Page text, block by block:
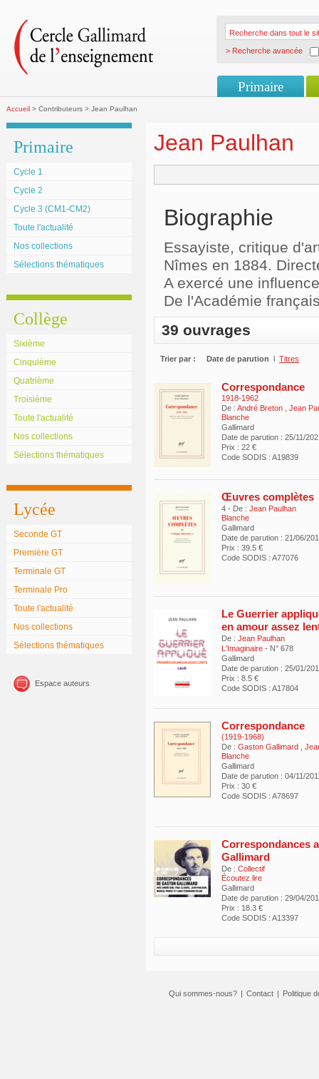
> Recherche avancée
Primaire
Accueil > Contributeurs > Jean Paulhan
Primaire
Cycle 1
Cycle 2
Cycle 3 (CM1-CM2)
Toute l'actualité
Nos collections
Sélections thématiques
Collège
Sixième
Cinquième
Quatrième
Troisième
Toute l'actualité
Nos collections
Sélections thématiques
Lycée
Seconde GT
Première GT
Terminale GT
Terminale Pro
Toute l'actualité
Nos collections
Sélections thématiques
Espace auteurs
Jean Paulhan
Biographie
Essayiste, critique
Nîmes en 1884.
A exercé une
De l'Académie
39 ouvrages
Trier par : Date de parution l Titres
Correspondance
1918-1962
De : André Breton
Jean
Blanche
Gallimard
Date de parution : 25/11/
Prix : 22 €
Code SODIS : A19839
Œuvres complètes
4 - De : Jean Paulhan
Blanche
Gallimard
Date de parution : 21/06/
Prix : 39.5 €
Code SODIS : A77076
Le Guerrier
en amour assez
De : Jean Paulhan
L'Imaginaire - N° 678
Gallimard
Date de parution : 25/01/
Prix : 8.5 €
Code SODIS : A17804
Correspondance
(1919-1968)
De : Gaston Gallimard
Blanche
Gallimard
Date de parution : 04/11/
Prix : 30 €
Code SODIS : A78697
Correspondances
Gallimard
De : Collectif
Écoutez lire
Gallimard
Date de parution : 29/04/
Prix : 18.3 €
Code SODIS : A13397
Qui sommes-nous? | Contact | Politique